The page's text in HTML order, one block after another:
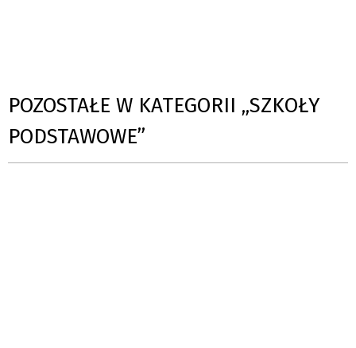
POZOSTAŁE W KATEGORII „SZKOŁY
PODSTAWOWE”